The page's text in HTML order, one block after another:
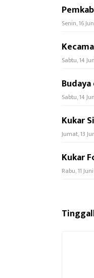
Senin, 16
Sabtu, 14
Sabtu, 14
Kukar
Jumat, 13
Kukar
Rabu, 11